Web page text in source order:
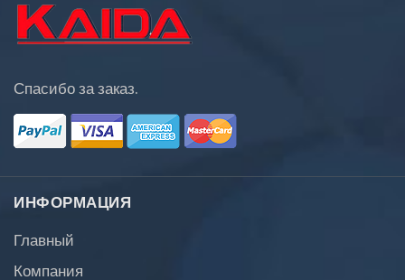
Спасибо за заказ.
ИНФОРМАЦИЯ
Главный
Компания